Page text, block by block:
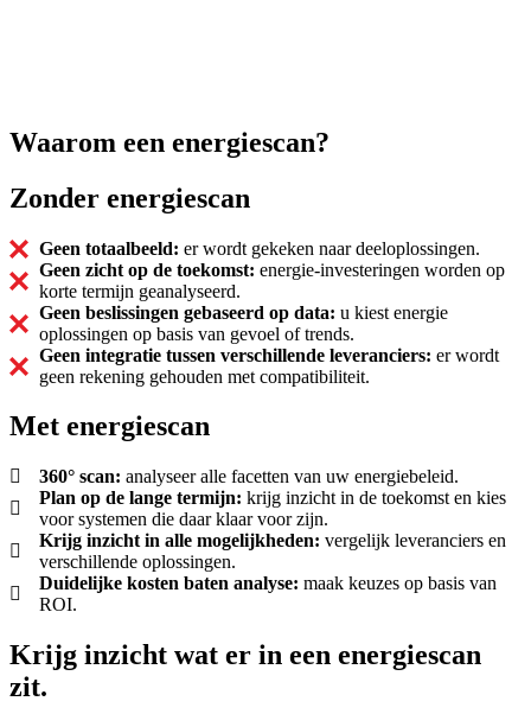
Waarom een energiescan?
Zonder energiescan
Geen totaalbeeld: er wordt gekeken naar deeloplossingen.
Geen zicht op de toekomst: energie-investeringen worden op
korte termijn geanalyseerd.
Geen beslissingen gebaseerd op data: u kiest energie
oplossingen op basis van gevoel of trends.
Geen integratie tussen verschillende leveranciers: er wordt
geen rekening gehouden met compatibiliteit.
Met energiescan
360° scan: analyseer alle facetten van uw energiebeleid.
Plan op de lange termijn: krijg inzicht in de toekomst en kies
voor systemen die daar klaar voor zijn.
Krijg inzicht in alle mogelijkheden: vergelijk leveranciers en
verschillende oplossingen.
Duidelijke kosten baten analyse: maak keuzes op basis van
ROI.
Krijg inzicht wat er in een energiescan
zit.